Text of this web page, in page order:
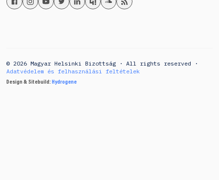
© 2026 Magyar Helsinki Bizottság · All rights reserved ·
Adatvédelem és felhasználási feltételek
Design & Sitebuild: Hydrogene